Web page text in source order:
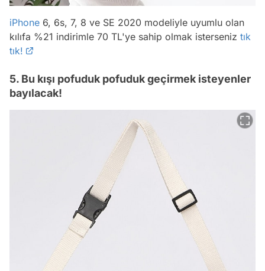
iPhone 6, 6s, 7, 8 ve SE 2020 modeliyle uyumlu olan
kılıfa %21 indirimle 70 TL'ye sahip olmak isterseniz tık
tık!
5. Bu kışı pofuduk pofuduk geçirmek isteyenler
bayılacak!